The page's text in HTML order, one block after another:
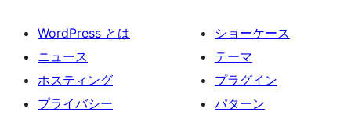
WordPress とは
ニュース
ホスティング
プライバシー
ショーケース
テーマ
プラグイン
パターン